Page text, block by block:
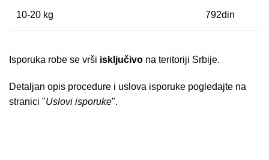
10-20 kg 792din
Isporuka robe se vrši isključivo na teritoriji Srbije.
Detaljan opis procedure i uslova isporuke pogledajte na
stranici "Uslovi isporuke".